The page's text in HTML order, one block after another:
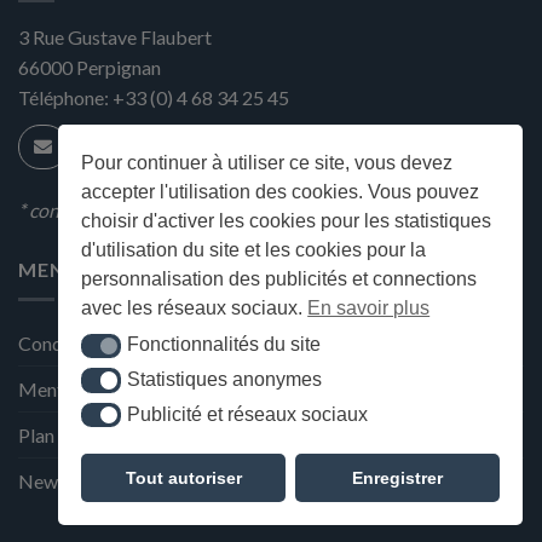
Pour continuer à utiliser ce site, vous devez
accepter l'utilisation des cookies. Vous pouvez
choisir d'activer les cookies pour les statistiques
d'utilisation du site et les cookies pour la
personnalisation des publicités et connections
avec les réseaux sociaux. En savoir plus
Fonctionnalités du site
Fonctionnalités du site
Statistiques anonymes
Statistiques anonymes
Publicité et réseaux sociaux
Publicité et réseaux sociaux
Tout autoriser Enregistrer
3 Rue Gustave Flaubert
66000 Perpignan
Téléphone: +33 (0) 4 68 34 25 45
* condition en magasin
MENU
Conditions générales de ventes
Mentions Légales et Politique de confidentialité
Plan du site
Newsletter de la Maison Deffès